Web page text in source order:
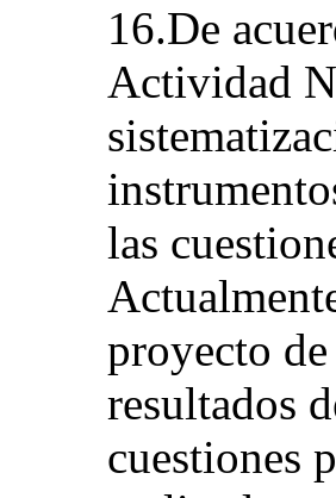
16.De
Actividad
las
proyecto
resultados
cuestiones